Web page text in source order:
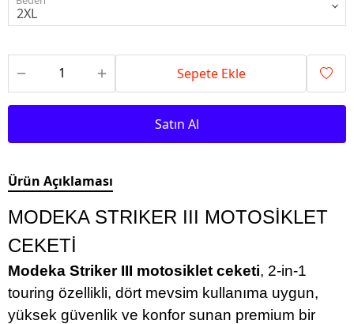
Sepete Ekle
Satın Al
Ürün Açıklaması
MODEKA STRIKER III MOTOSİKLET
CEKETİ
Modeka Striker III motosiklet ceketi, 2‑in‑1
touring özellikli, dört mevsim kullanıma uygun,
yüksek güvenlik ve konfor sunan premium bir